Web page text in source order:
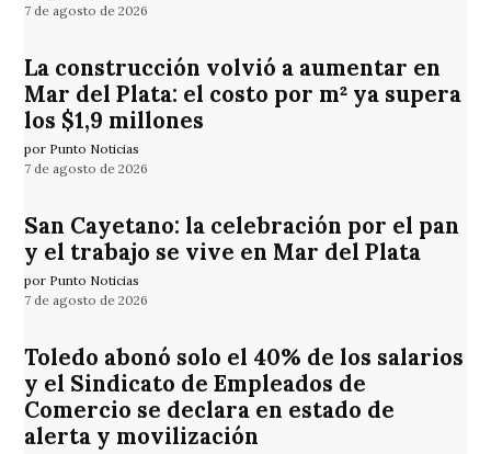
7 de agosto de 2026
La construcción volvió a aumentar en
Mar del Plata: el costo por m² ya supera
los $1,9 millones
por Punto Noticias
7 de agosto de 2026
San Cayetano: la celebración por el pan
y el trabajo se vive en Mar del Plata
por Punto Noticias
7 de agosto de 2026
Toledo abonó solo el 40% de los salarios
y el Sindicato de Empleados de
Comercio se declara en estado de
alerta y movilización